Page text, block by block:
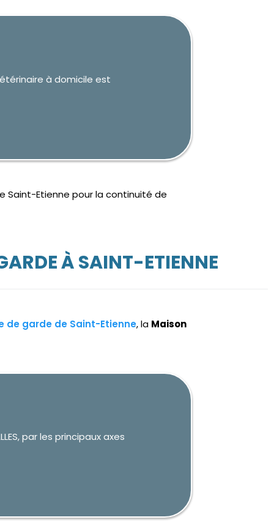
à domicile est
Saint-Etienne pour la continuité de
À SAINT-ETIENNE
de garde de Saint-Etienne, la Maison
par les principaux axes